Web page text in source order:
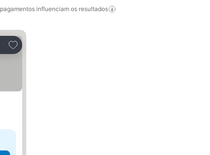
influenciam os resultados
Adicionar aos favoritos